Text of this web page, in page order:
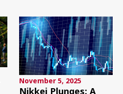
November 5, 2025
Nikkei Plunges: A